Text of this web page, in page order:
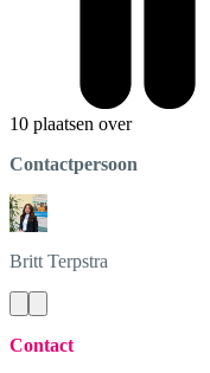
10 plaatsen over
Contactpersoon
Britt Terpstra
Contact